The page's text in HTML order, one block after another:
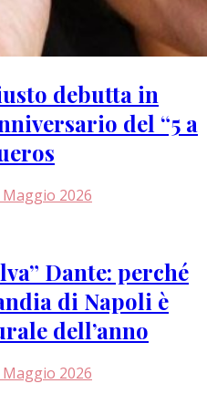
debutta in
del “5 a
Maggio 2026
Dante: perché
di Napoli è
dell’anno
Maggio 2026